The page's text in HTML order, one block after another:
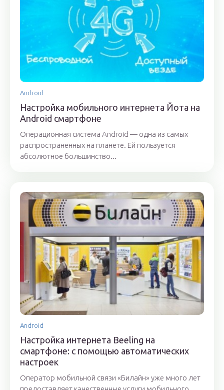
Android
Настройка мобильного интернета Йота на
Android смартфоне
Операционная система Android — одна из самых
распространенных на планете. Ей пользуется
абсолютное большинство...
Android
Настройка интернета Beeling на
смартфоне: с помощью автоматических
настроек
Оператор мобильной связи «Билайн» уже много лет